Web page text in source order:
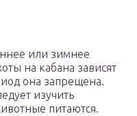
или зимнее
на кабана зависят
она запрещена.
изучить
питаются.